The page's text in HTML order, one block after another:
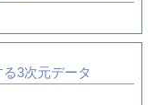
3次元データ